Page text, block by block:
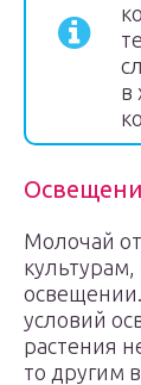
в
Молочай
условий
растения
то другим